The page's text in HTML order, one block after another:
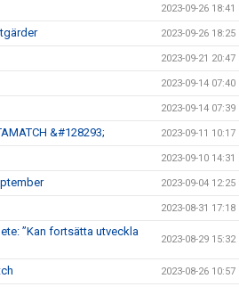
2023-09-26 18:41
2023-09-26 18:25
2023-09-21 20:47
2023-09-14 07:40
2023-09-14 07:39
&#128293; 2023-09-11 10:17
2023-09-10 14:31
2023-09-04 12:25
2023-08-31 17:18
”Kan fortsätta utveckla
2023-08-29 15:32
2023-08-26 10:57